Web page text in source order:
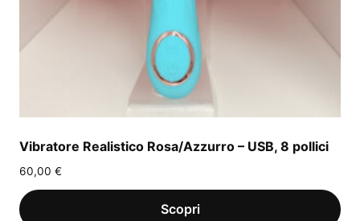
Vibratore Realistico Rosa/Azzurro – USB, 8 pollici
60,00 €